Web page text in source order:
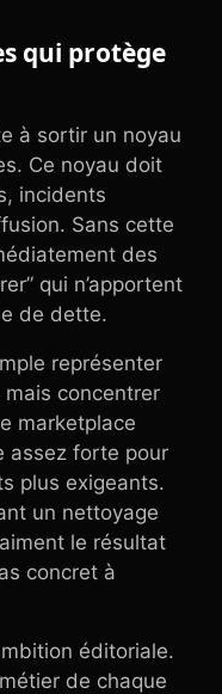
qui protège
à sortir un noyau
Ce noyau doit
incidents
Sans cette
des
qui n’apportent
de dette.
représenter
concentrer
marketplace
assez forte pour
plus exigeants.
un nettoyage
le résultat
concret à
éditoriale.
de chaque